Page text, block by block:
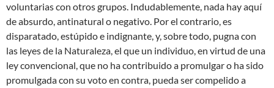
voluntarias con otros grupos. Indudablemente, nada hay aquí
de absurdo, antinatural o negativo. Por el contrario, es
disparatado, estúpido e indignante, y, sobre todo, pugna con
las leyes de la Naturaleza, el que un individuo, en virtud de una
ley convencional, que no ha contribuido a promulgar o ha sido
promulgada con su voto en contra, pueda ser compelido a